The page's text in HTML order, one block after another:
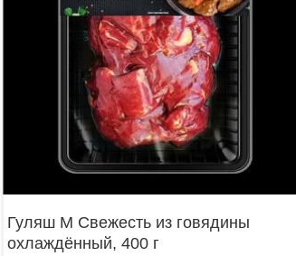
Гуляш М Свежесть из говядины
охлаждённый, 400 г